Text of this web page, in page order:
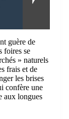
guère de
foires se
» naturels
frais et de
les brises
confère une
aux longues